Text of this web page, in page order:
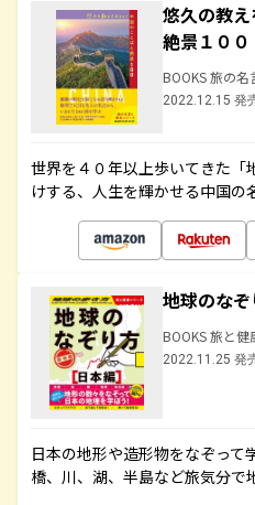
悠久の教
絶景１００
BOOKS 旅の名
2022.12.15 発
世界を４０年以上歩いてきた「
けする、人生を輝かせる中国の
地球のな
BOOKS 旅と健
2022.11.25 発
日本の地形や造形物をなぞって
橋、川、湖、半島など旅気分で